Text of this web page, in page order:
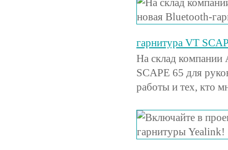
гарнитура VT
На склад компании
SCAPE 65 для
работы и тех, кто